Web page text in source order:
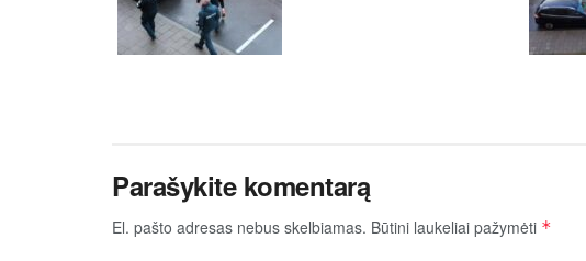
Parašykite komentarą
El. pašto adresas nebus skelbiamas. Būtini laukeliai pažymėti *